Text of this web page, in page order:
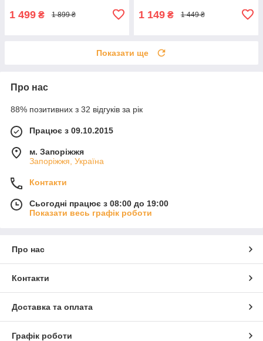
1 499 ₴ 1 899 ₴ 1 149 ₴ 1 449 ₴
Показати ще
Про нас
88% позитивних з 32 відгуків за рік
Працює з 09.10.2015
м. Запоріжжя
Запоріжжя, Україна
Контакти
Сьогодні працює з 08:00 до 19:00
Показати весь графік роботи
Про нас
Контакти
Доставка та оплата
Графік роботи